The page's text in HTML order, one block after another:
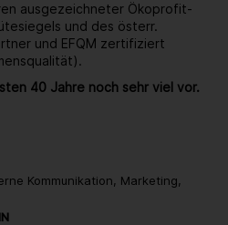
ausgezeichneter Ökoprofit-
und des österr.
und EFQM zertifiziert
40 Jahre noch sehr viel vor.
Kommunikation, Marketing,